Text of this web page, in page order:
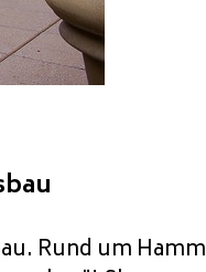
Rund um Hamm